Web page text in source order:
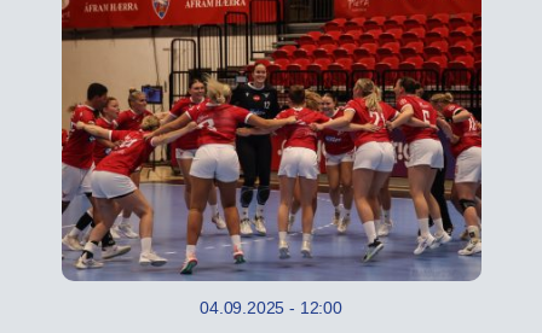
04.09.2025 - 12:00